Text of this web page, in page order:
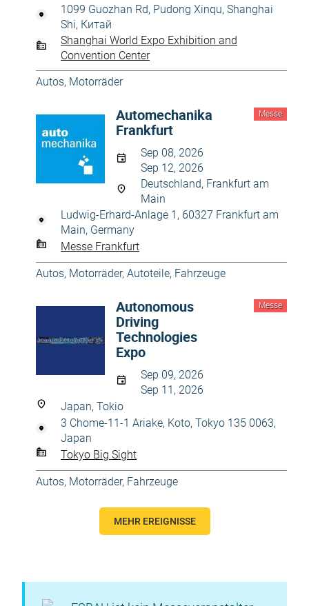
1099 Guozhan Rd, Pudong Xinqu, Shanghai
Shi, Китай
Shanghai World Expo Exhibition and
Convention Center
Autos, Motorräder
Messe
Automechanika
Frankfurt
Sep 08, 2026
Sep 12, 2026
Deutschland, Frankfurt am
Main
Ludwig-Erhard-Anlage 1, 60327 Frankfurt am
Main, Germany
Messe Frankfurt
Autos, Motorräder, Autoteile, Fahrzeuge
Messe
Autonomous
Driving
Technologies
Expo
Sep 09, 2026
Sep 11, 2026
Japan, Tokio
3 Chome-11-1 Ariake, Koto, Tokyo 135 0063,
Japan
Tokyo Big Sight
Autos, Motorräder, Fahrzeuge
MEHR EREIGNISSE